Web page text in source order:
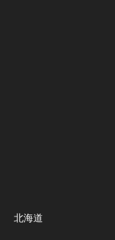
北海道